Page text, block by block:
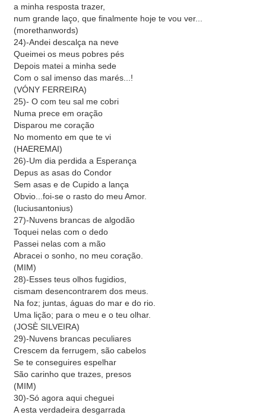
a minha resposta trazer,
num grande laço, que finalmente hoje te vou ver...
(morethanwords)
24)-Andei descalça na neve
Queimei os meus pobres pés
Depois matei a minha sede
Com o sal imenso das marés...!
(VÓNY FERREIRA)
25)- O com teu sal me cobri
Numa prece em oração
Disparou me coração
No momento em que te vi
(HAEREMAI)
26)-Um dia perdida a Esperança
Depus as asas do Condor
Sem asas e de Cupido a lança
Obvio...foi-se o rasto do meu Amor.
(luciusantonius)
27)-Nuvens brancas de algodão
Toquei nelas com o dedo
Passei nelas com a mão
Abracei o sonho, no meu coração.
(MIM)
28)-Esses teus olhos fugidios,
cismam desencontrarem dos meus.
Na foz; juntas, águas do mar e do rio.
Uma lição; para o meu e o teu olhar.
(JOSÈ SILVEIRA)
29)-Nuvens brancas peculiares
Crescem da ferrugem, são cabelos
Se te conseguires espelhar
São carinho que trazes, presos
(MIM)
30)-Só agora aqui cheguei
A esta verdadeira desgarrada